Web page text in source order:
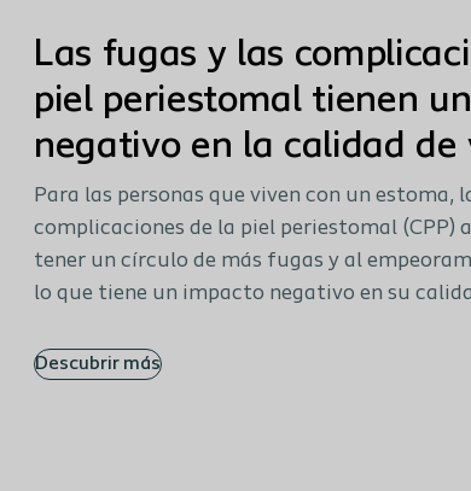
Las fugas y las
piel periestomal tienen
negativo en la calidad de
Para las personas que viven con un estoma,
complicaciones de la piel periestomal (CPP)
tener un círculo de más fugas y al
lo que tiene un impacto negativo en su
Descubrir más